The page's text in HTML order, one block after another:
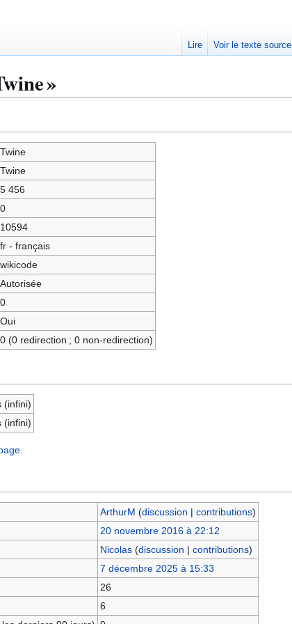
»
Twine
Twine
5 456
0
10594
fr - français
wikicode
Autorisée
0
Oui
0 (0 redirection ; 0 non-redirection)
(infini)
(infini)
ArthurM (discussion | contributions)
20 novembre 2016 à 22:12
Nicolas (discussion | contributions)
7 décembre 2025 à 15:33
26
6
Lire Voir le texte source